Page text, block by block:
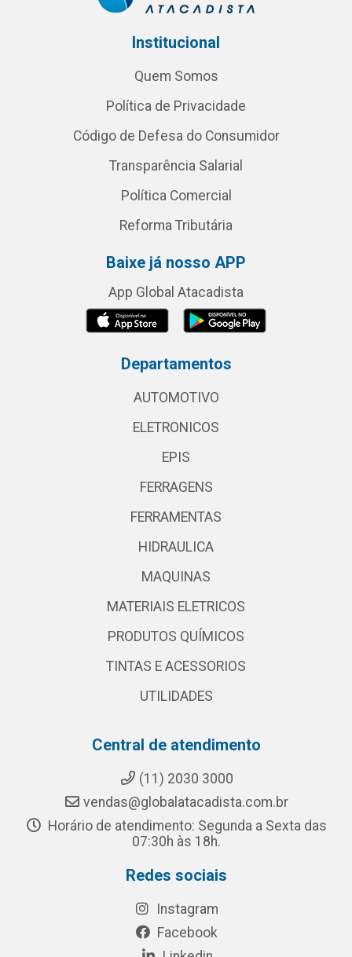
Institucional
Quem Somos
Política de Privacidade
Código de Defesa do Consumidor
Transparência Salarial
Política Comercial
Reforma Tributária
Baixe já nosso APP
App Global Atacadista
Departamentos
AUTOMOTIVO
ELETRONICOS
EPIS
FERRAGENS
FERRAMENTAS
HIDRAULICA
MAQUINAS
MATERIAIS ELETRICOS
PRODUTOS QUÍMICOS
TINTAS E ACESSORIOS
UTILIDADES
Central de atendimento
(11) 2030 3000
vendas@globalatacadista.com.br
Horário de atendimento: Segunda a Sexta das
07:30h às 18h.
Redes sociais
Instagram
Facebook